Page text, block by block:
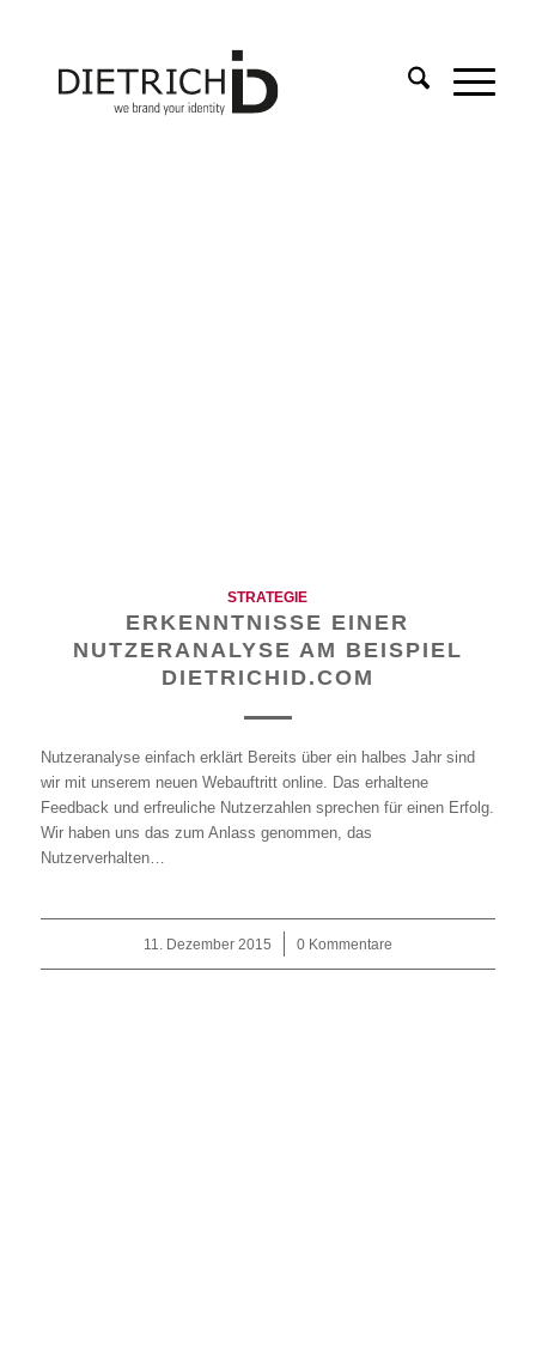
STRATEGIE
ERKENNTNISSE EINER
NUTZERANALYSE AM BEISPIEL
DIETRICHID.COM
Nutzeranalyse einfach erklärt Bereits über ein halbes Jahr sind
wir mit unserem neuen Webauftritt online. Das erhaltene
Feedback und erfreuliche Nutzerzahlen sprechen für einen Erfolg.
Wir haben uns das zum Anlass genommen, das
Nutzerverhalten…
11. Dezember 2015
/ 0 Kommentare